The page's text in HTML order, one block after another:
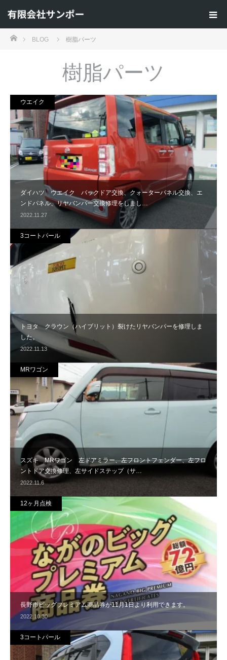
ホームBLOG 樹脂パーツ
樹脂パーツ
ダイハツ ウエイク バックドア交換、クォーターパネル交換、エ
ンドパネル、リヤバンパー交換修理をしまし…
2022.11.27
ウエイク
トヨタ クラウン（ハイブリット）裂けたリヤバンパーを修理しま
した。
2022.11.13
3コートパール
スズキ MRワゴン 左ドアミラー、左フロントフェンダー、左フロ
ントドア交換修理、左サイドステップ（サ…
2022.11.6
MRワゴン
長野市ビッグプレミアム商品券が11月1日より利用できます。
2022.10.30
12ヶ月点検
3コートパール